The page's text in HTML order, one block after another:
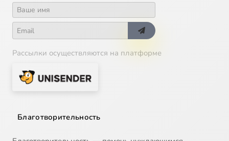
Рассылки осуществляются на платформе
Благотворительность